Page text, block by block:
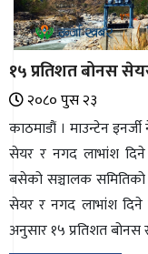
हरित
हाइड्रोजन
इभी
सम्पादकीय
बैंक
पर्यटन
भिडियो
१५ प्रतिशत बोनस
२०८० पुस २३
काठमाडौं । माउन्टेन
सेयर र नगद लाभांश
बसेको सञ्चालक
सेयर र नगद लाभांश दिने
अनुसार १५ प्रतिशत बोनस